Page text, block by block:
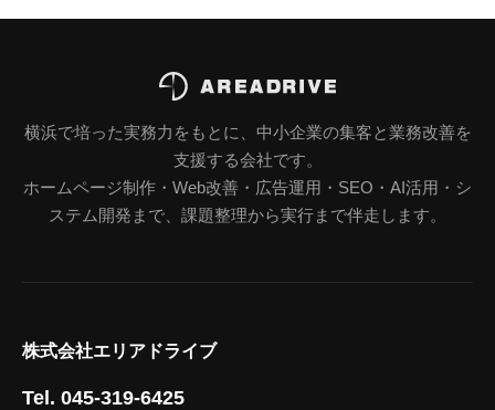
横浜で培った実務力をもとに、中小企業の集客と業務改善を
支援する会社です。
ホームページ制作・Web改善・広告運用・SEO・AI活用・シ
ステム開発まで、課題整理から実行まで伴走します。
株式会社エリアドライブ
Tel. 045-319-6425